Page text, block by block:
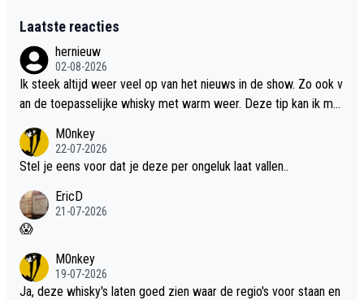
Laatste reacties
hernieuw
02-08-2026
Ik steek altijd weer veel op van het nieuws in de show. Zo ook v
an de toepasselijke whisky met warm weer. Deze tip kan ik met
M0nkey
22-07-2026
Stel je eens voor dat je deze per ongeluk laat vallen..
EricD
21-07-2026
😱
M0nkey
19-07-2026
Ja, deze whisky's laten goed zien waar de regio's voor staan en